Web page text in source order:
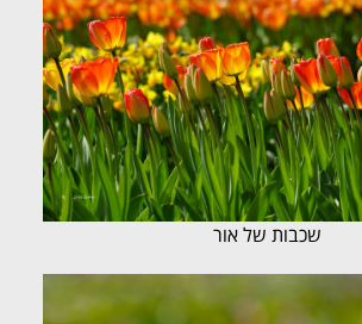
שכבות של אור